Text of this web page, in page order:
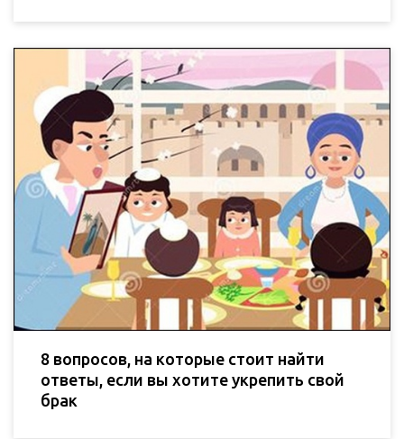
8 вопросов, на которые стоит найти
ответы, если вы хотите укрепить свой
брак